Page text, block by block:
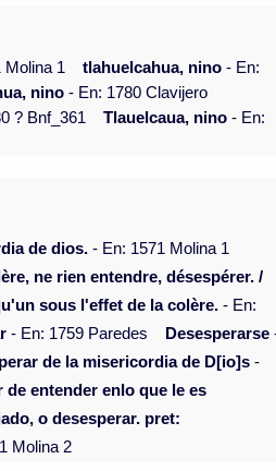
1 tlahuelcahua, nino - En:
nino - En: 1780 Clavijero
? Bnf_361 Tlauelcaua, nino - En:
de dios. - En: 1571 Molina 1
ne rien entendre, désespérer. /
sous l'effet de la colère. - En:
- En: 1759 Paredes Desesperarse
de la misericordia de D[io]s -
de entender enlo que le es
o desesperar. pret:
Molina 2